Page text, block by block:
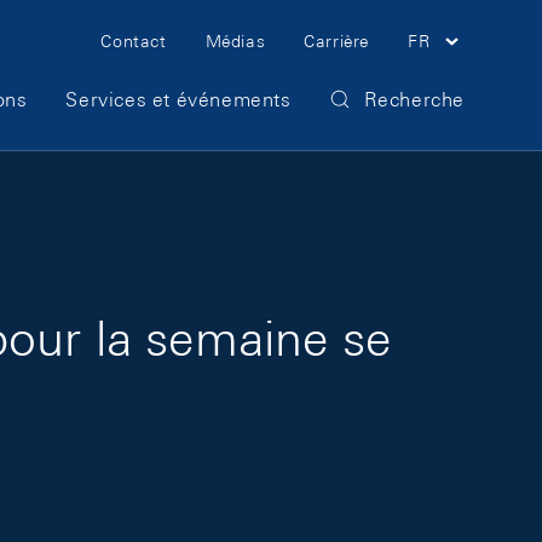
Meta Navigation
Contact Médias Carrière FR
Services et événements Recherche
la semaine se